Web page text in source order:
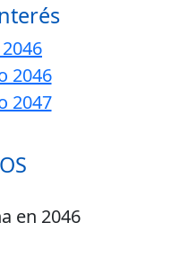
2046
2047
en 2046